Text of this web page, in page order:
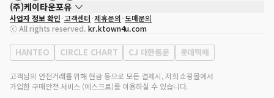
(주)케이타운포유
대표자
송효민
사업자등록번호
120-87-71116
통신판매업 신고번호 제2011-서울강남-02223
대표전화
02-552-9855
사업자 정보 확인 고객센터 제휴문의 도매문의
ⓒ All rights reserved. kr.ktown4u.com
HANTEO CIRCLE CHART CJ 대한통운 롯데택배
고객님의 안전거래를 위해 현금 등으로 모든 결제시, 저희 쇼핑몰에서
가입한 구매안전 서비스 (에스크로)를 이용하실 수 있습니다.